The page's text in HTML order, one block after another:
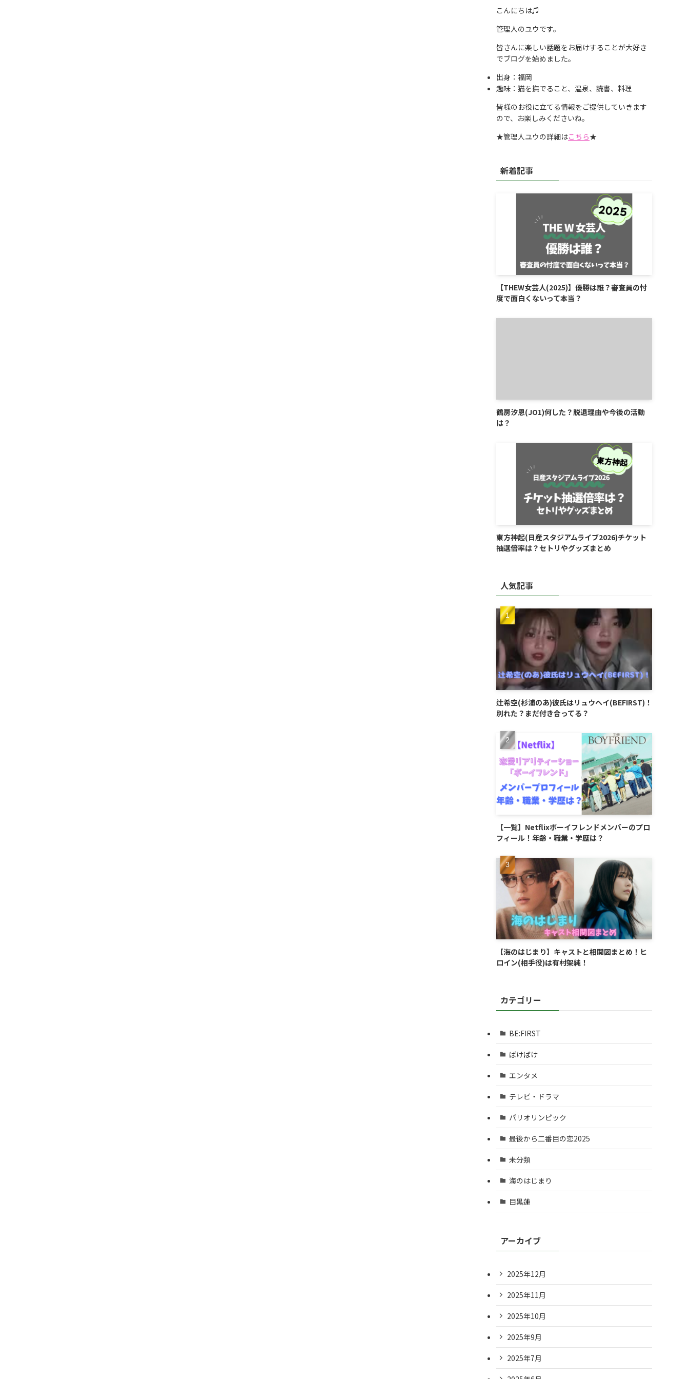
こんにちは♫
管理人のユウです。
皆さんに楽しい話題をお届けすることが大好き
でブログを始めました。
出身：福岡
趣味：猫を撫でること、温泉、読書、料理
皆様のお役に立てる情報をご提供していきます
ので、お楽しみくださいね。
★管理人ユウの詳細はこちら★
新着記事
【THEW女芸人(2025)】優勝は誰？審査員の忖
度で面白くないって本当？
鶴房汐恩(JO1)何した？脱退理由や今後の活動
は？
東方神起(日産スタジアムライブ2026)チケット
抽選倍率は？セトリやグッズまとめ
人気記事
辻希空(杉浦のあ)彼氏はリュウヘイ(BEFIRST)！
別れた？まだ付き合ってる？
【一覧】Netflixボーイフレンドメンバーのプロ
フィール！年齢・職業・学歴は？
【海のはじまり】キャストと相関図まとめ！ヒ
ロイン(相手役)は有村架純！
カテゴリー
BE:FIRST
ばけばけ
エンタメ
テレビ・ドラマ
パリオリンピック
最後から二番目の恋2025
未分類
海のはじまり
目黒蓮
アーカイブ
2025年12月
2025年11月
2025年10月
2025年9月
2025年7月